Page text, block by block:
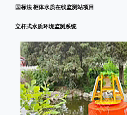
国标法 柜体水质在线监测站项目
立杆式水质环境监测系统